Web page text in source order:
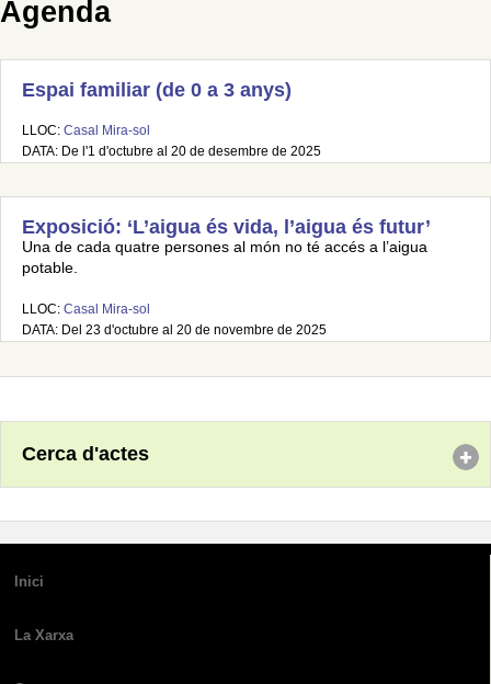
Agenda
Espai familiar (de 0 a 3 anys)
LLOC: Casal Mira-sol
DATA: De l'1 d'octubre al 20 de desembre de 2025
Exposició: ‘L’aigua és vida, l’aigua és futur’
Una de cada quatre persones al món no té accés a l’aigua
potable.
LLOC: Casal Mira-sol
DATA: Del 23 d'octubre al 20 de novembre de 2025
Cerca d'actes
Inici
La Xarxa